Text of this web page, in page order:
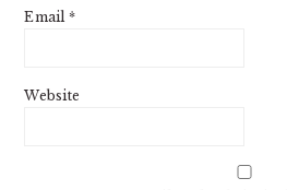
Email *
Website